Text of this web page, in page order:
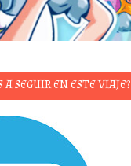
A SEGUIR EN ESTE VIAJE?